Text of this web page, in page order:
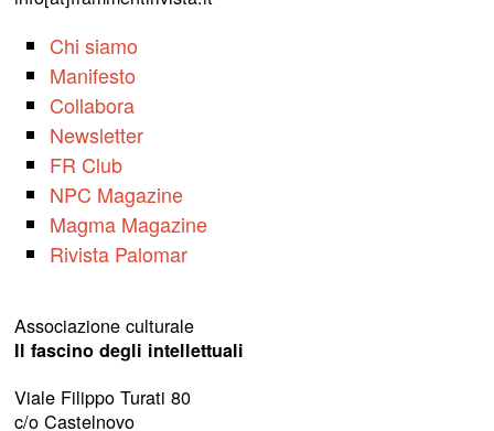
Chi siamo
Manifesto
Collabora
Newsletter
FR Club
NPC Magazine
Magma Magazine
Rivista Palomar
Associazione culturale
Il fascino degli intellettuali
Viale Filippo Turati 80
c/o Castelnovo